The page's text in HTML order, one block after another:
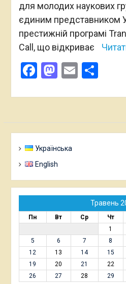
для молодих наукових
єдиним представником
престижній програмі
Call, що відкриває
Facebook
Mastodon
Email
Українська
English
Травень
Пн Вт Ср Чт
1
5
6 7 8
12
13 14 15
19
20 21 22
26
27 28 29